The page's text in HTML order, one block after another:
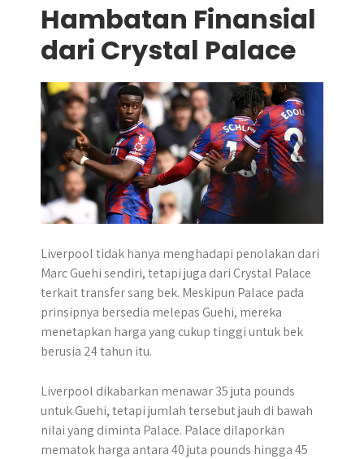
Hambatan Finansial
dari Crystal Palace
Liverpool tidak hanya menghadapi penolakan dari
Marc Guehi sendiri, tetapi juga dari Crystal Palace
terkait transfer sang bek. Meskipun Palace pada
prinsipnya bersedia melepas Guehi, mereka
menetapkan harga yang cukup tinggi untuk bek
berusia 24 tahun itu.
Liverpool dikabarkan menawar 35 juta pounds
untuk Guehi, tetapi jumlah tersebut jauh di bawah
nilai yang diminta Palace. Palace dilaporkan
mematok harga antara 40 juta pounds hingga 45